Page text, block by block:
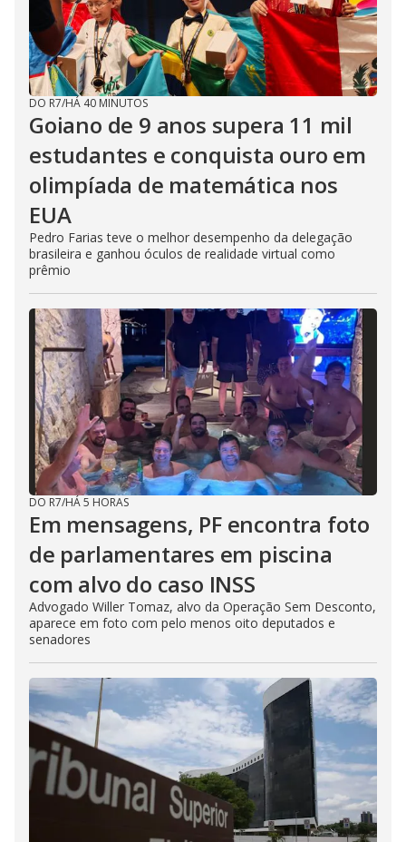
DO R7/HÁ 40 MINUTOS
Goiano de 9 anos supera 11 mil
estudantes e conquista ouro em
olimpíada de matemática nos
EUA
Pedro Farias teve o melhor desempenho da delegação
brasileira e ganhou óculos de realidade virtual como
prêmio
DO R7/HÁ 5 HORAS
Em mensagens, PF encontra foto
de parlamentares em piscina
com alvo do caso INSS
Advogado Willer Tomaz, alvo da Operação Sem Desconto,
aparece em foto com pelo menos oito deputados e
senadores